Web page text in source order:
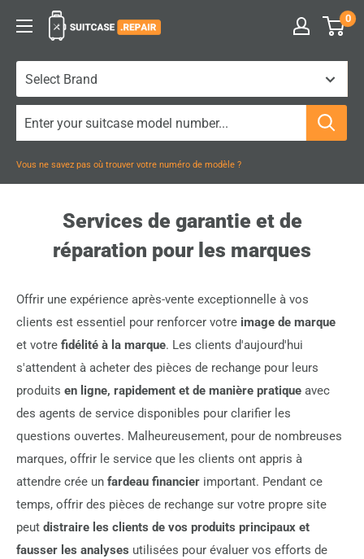
Suitcase.Repair 0
Vous ne savez pas où trouver votre numéro de modèle ?
Services de garantie et de
réparation pour les marques
Offrir une expérience après-vente exceptionnelle à vos
clients est essentiel pour renforcer votre image de marque
et votre fidélité à la marque. Les clients d'aujourd'hui
s'attendent à acheter des pièces de rechange pour leurs
produits en ligne, rapidement et de manière pratique avec
des agents de service disponibles pour clarifier les
questions ouvertes. Malheureusement, pour de nombreuses
marques, offrir le service que les clients ont appris à
attendre crée un fardeau financier important. Pendant ce
temps, offrir des pièces de rechange sur votre propre site
peut distraire les clients de vos produits principaux et
fausser les analyses utilisées pour évaluer vos efforts de